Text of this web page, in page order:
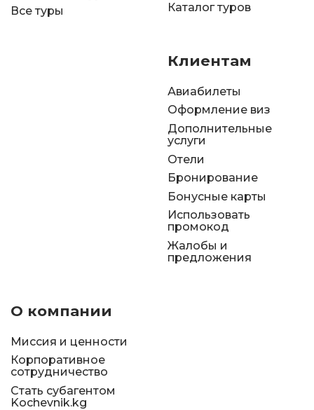
Все туры
Каталог туров
Клиентам
Авиабилеты
Оформление виз
Дополнительные
услуги
Отели
Бронирование
Бонусные карты
Использовать
промокод
Жалобы и
предложения
О компании
Миссия и ценности
Корпоративное
сотрудничество
Стать субагентом
Kochevnik.kg